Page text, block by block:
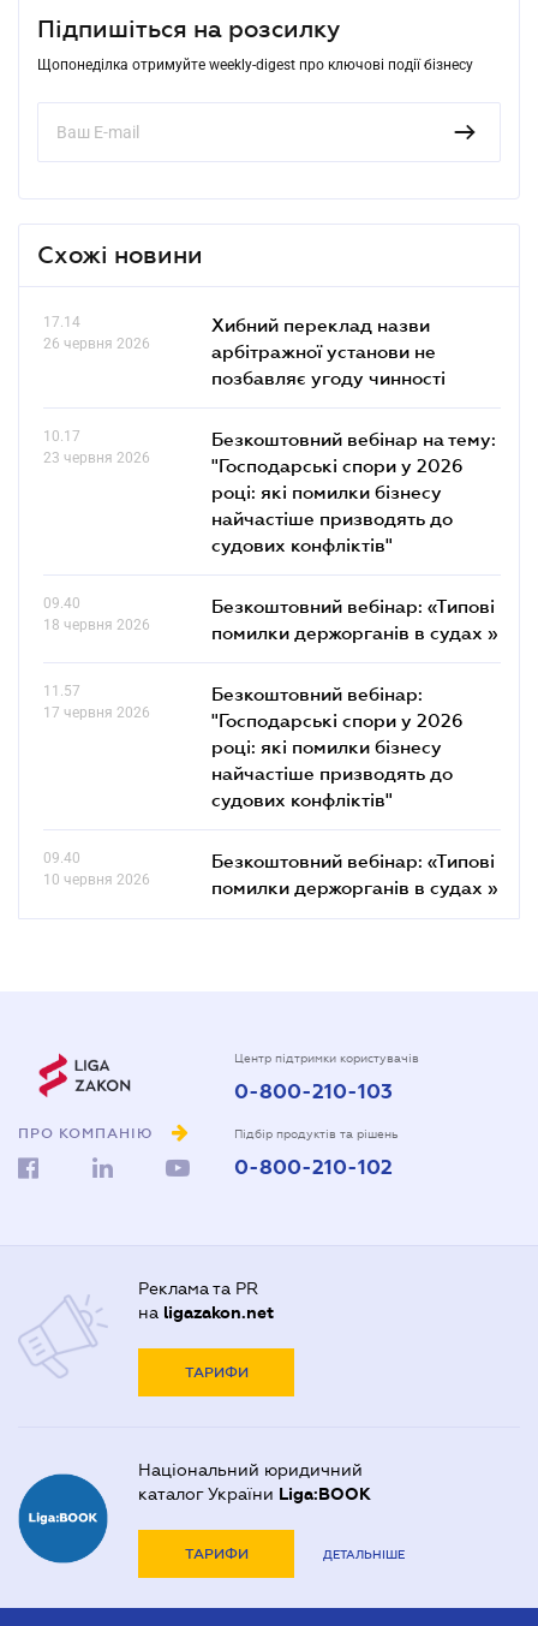
Підпишіться на розсилку
Щопонеділка отримуйте weekly-digest про ключові події бізнесу
Схожі новини
17.14
26 червня 2026
Хибний переклад назви
арбітражної установи не
позбавляє угоду чинності
10.17
23 червня 2026
Безкоштовний вебінар на тему:
"Господарські спори у 2026
році: які помилки бізнесу
найчастіше призводять до
судових конфліктів"
09.40
18 червня 2026
Безкоштовний вебінар: «Типові
помилки держорганів в судах »
11.57
17 червня 2026
Безкоштовний вебінар:
"Господарські спори у 2026
році: які помилки бізнесу
найчастіше призводять до
судових конфліктів"
09.40
10 червня 2026
Безкоштовний вебінар: «Типові
помилки держорганів в судах »
ПРО КОМПАНІЮ
Центр підтримки користувачів
0-800-210-103
Підбір продуктів та рішень
0-800-210-102
Реклама та PR
на ligazakon.net
ТАРИФИ
Національний юридичний
каталог України Liga:BOOK
ТАРИФИ ДЕТАЛЬНІШЕ